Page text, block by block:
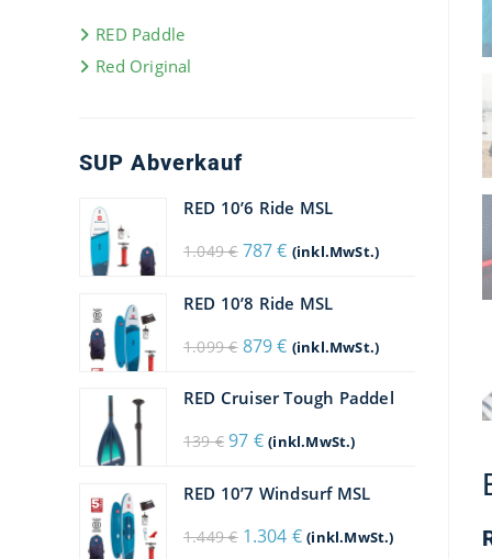
RED Paddle
Red Original
SUP Abverkauf
RED 10’6 Ride MSL
1.049€ Ursprünglicher
Preis
1.049 €
787€Aktueller
Preis
787 €.
(inkl.MwSt.)
RED 10’8 Ride MSL
1.099€ Ursprünglicher
Preis
1.099 €
879€Aktueller
Preis
879 €.
(inkl.MwSt.)
RED Cruiser Tough Paddel
139€ Ursprünglicher
Preis
139 €
97 €Aktueller
Preis
97 €.
(inkl.MwSt.)
RED 10’7 Windsurf MSL
1.449€ Ursprünglicher
Preis
1.304 €Aktueller
Preis
(inkl.MwSt.)